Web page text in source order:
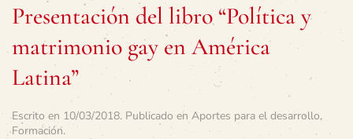
Presentación del libro “Política y
matrimonio gay en América
Latina”
Escrito en 10/03/2018. Publicado en Aportes para el desarrollo,
Formación.